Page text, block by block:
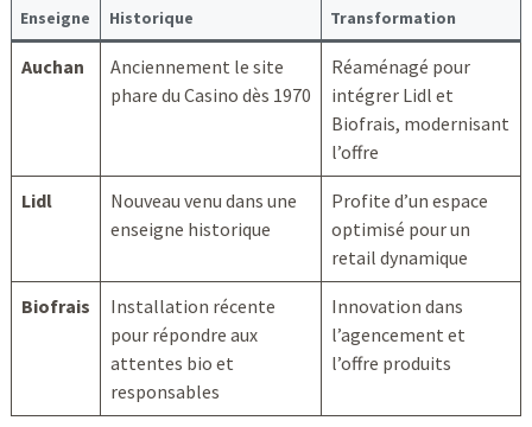
Enseigne Historique Transformation
Auchan
Anciennement le site
phare du Casino dès 1970
Réaménagé pour
intégrer Lidl et
Biofrais, modernisant
l’offre
Lidl
Nouveau venu dans une
enseigne historique
Profite d’un espace
optimisé pour un
retail dynamique
Biofrais
Installation récente
pour répondre aux
attentes bio et
responsables
Innovation dans
l’agencement et
l’offre produits